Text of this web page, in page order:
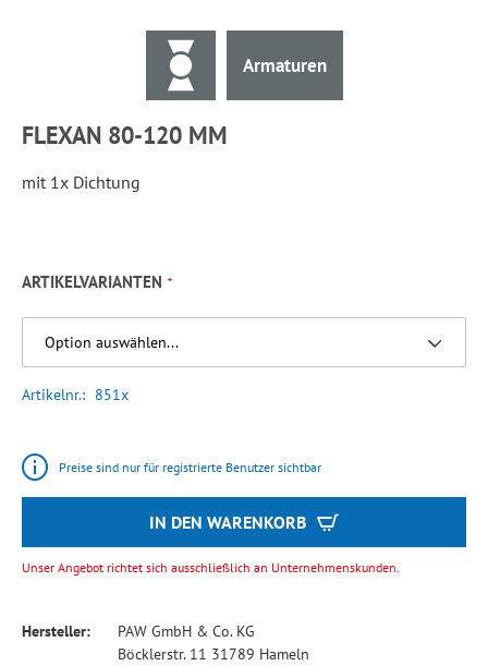
Armaturen
FLEXAN 80-120 MM
mit 1x Dichtung
ARTIKELVARIANTEN
Artikelnr. 851x
Preise sind nur für registrierte Benutzer sichtbar
IN DEN WARENKORB
Unser Angebot richtet sich ausschließlich an Unternehmenskunden.
Hersteller:
PAW GmbH & Co. KG
Böcklerstr. 11 31789 Hameln